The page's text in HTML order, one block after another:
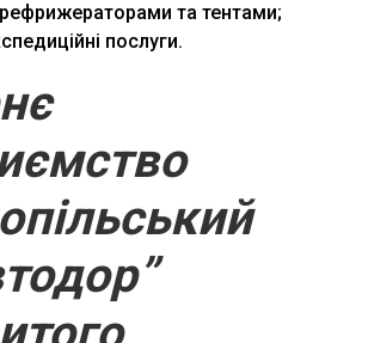
та тентами;
послуги.